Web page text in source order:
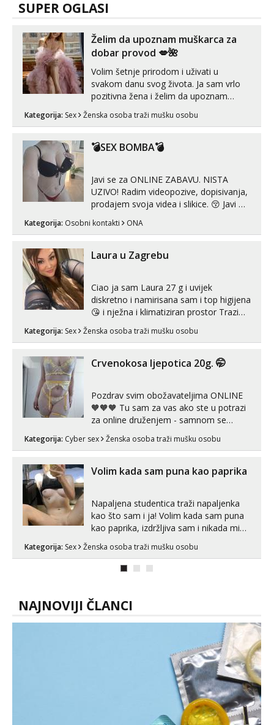
SUPER OGLASI
Želim da upoznam muškarca za
dobar provod 💋🌺
Volim šetnje prirodom i uživati u
svakom danu svog života. Ja sam vrlo
pozitivna žena i želim da upoznam
može i nešto više.💋🌺 Klikni na link
Kategorija: Sex Ženska osoba traži mušku osobu
💣SEX BOMBA💣
Javi se za ONLINE ZABAVU. NISTA
UZIVO! Radim videopozive, dopisivanja,
prodajem svoja videa i slikice. 😚 Javi mi
Telegram. +385 91 723 0045
Kategorija: Osobni kontakti ONA
Laura u Zagrebu
Ciao ja sam Laura 27 g i uvijek
diskretno i namirisana sam i top higijena
😘 i nježna i klimatiziran prostor Trazim
Pusenje i gutanje sperme Erotsko rublje
tijelu Iskljucivo neradim analni !!! I
neljubim se Wha...
Kategorija: Sex Ženska osoba traži mušku osobu
Crvenokosa ljepotica 20g. 🤭
Pozdrav svim obožavateljima ONLINE
🧡🧡🧡 Tu sam za vas ako ste u potrazi
za online druženjem - samnom se
možete zabaviti preko videopoziva, ili
ako vam nisam dovoljna radim i u paru i
😉 Radim i vruća tipkanja uz slike i hot
line pozive. Za vas sam pripremila ...
Kategorija: Cyber sex Ženska osoba traži mušku osobu
Volim kada sam puna kao paprika
Napaljena studentica traži napaljenka
kao što sam i ja! Volim kada sam puna
kao paprika, izdržljiva sam i nikada mi
puta dnevno bilo kad i bilo gdje zato se
javi što prije da me isprobaš Klikni na
Kategorija: Sex Ženska osoba traži mušku osobu
NAJNOVIJI ČLANCI